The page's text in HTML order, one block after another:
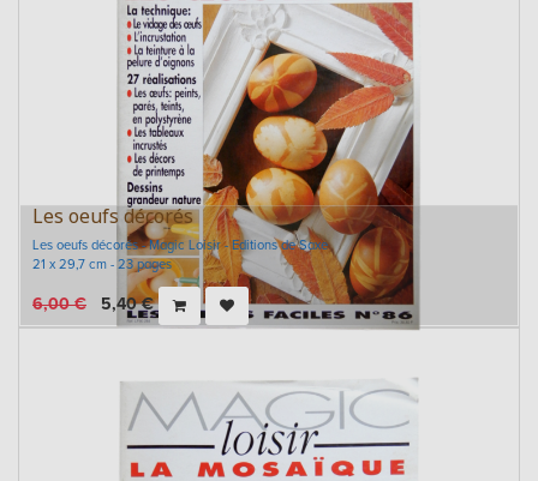
Les oeufs décorés
Les oeufs décorés - Magic Loisir - Editions de Saxe
21 x 29,7 cm - 23 pages
6,00€ 5,40€